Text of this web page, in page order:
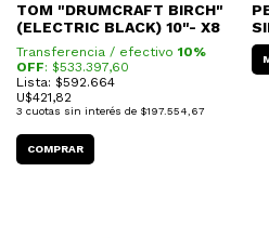
TOM "DRUMCRAFT BIRCH"
(ELECTRIC BLACK) 10"- X8
Transferencia / efectivo 10%
OFF: $533.397,60
Lista: $592.664
U$421,82
3 cuotas sin interés de $197.554,67